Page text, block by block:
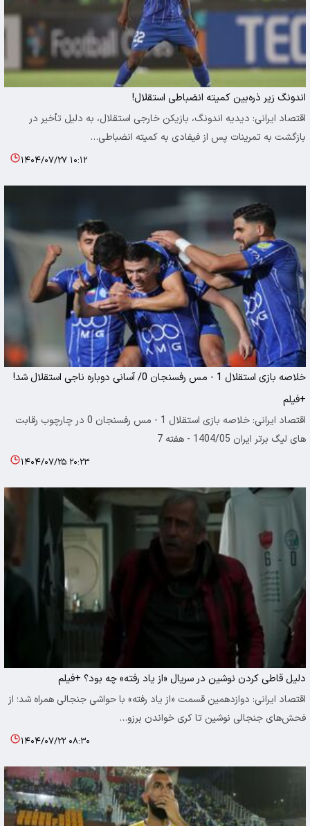
اندونگ زیر ذره‌بین کمیته انضباطی استقلال!
اقتصاد ایرانی: دیدیه اندونگ، بازیکن خارجی استقلال، به دلیل تأخیر در
بازگشت به تمرینات پس از فیفادی به کمیته انضباطی…
۱۴۰۴/۰۷/۲۷ ۱۰:۱۲
خلاصه بازی استقلال 1 - مس رفسنجان 0/ آسانی دوباره ناجی استقلال شد!
+فیلم
اقتصاد ایرانی: خلاصه بازی استقلال 1 - مس رفسنجان 0 در چارچوب رقابت
های لیگ برتر ایران 1404/05 - هفته 7
۱۴۰۴/۰۷/۲۵ ۲۰:۲۳
دلیل قاطی کردن نوشین در سریال «از یاد رفته» چه بود؟ +فیلم
اقتصاد ایرانی: دوازدهمین قسمت «از یاد رفته» با حواشی جنجالی همراه شد؛ از
فحش‌های جنجالی نوشین تا کری خواندن برزو…
۱۴۰۴/۰۷/۲۲ ۰۸:۳۰